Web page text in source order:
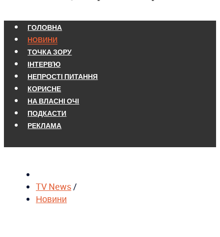
ГОЛОВНА
НОВИНИ
ТОЧКА ЗОРУ
ІНТЕРВ'Ю
НЕПРОСТІ ПИТАННЯ
КОРИСНЕ
НА ВЛАСНІ ОЧІ
ПОДКАСТИ
РЕКЛАМА
TV News/
Новини